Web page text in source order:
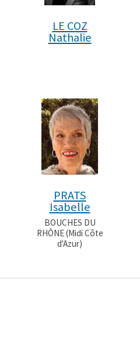
LE COZ
Nathalie
PRATS
Isabelle
BOUCHES DU
RHÔNE (Midi Côte
d'Azur)